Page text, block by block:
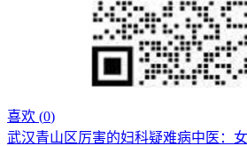
喜欢 (0)
武汉青山区厉害的妇科疑难病中医：